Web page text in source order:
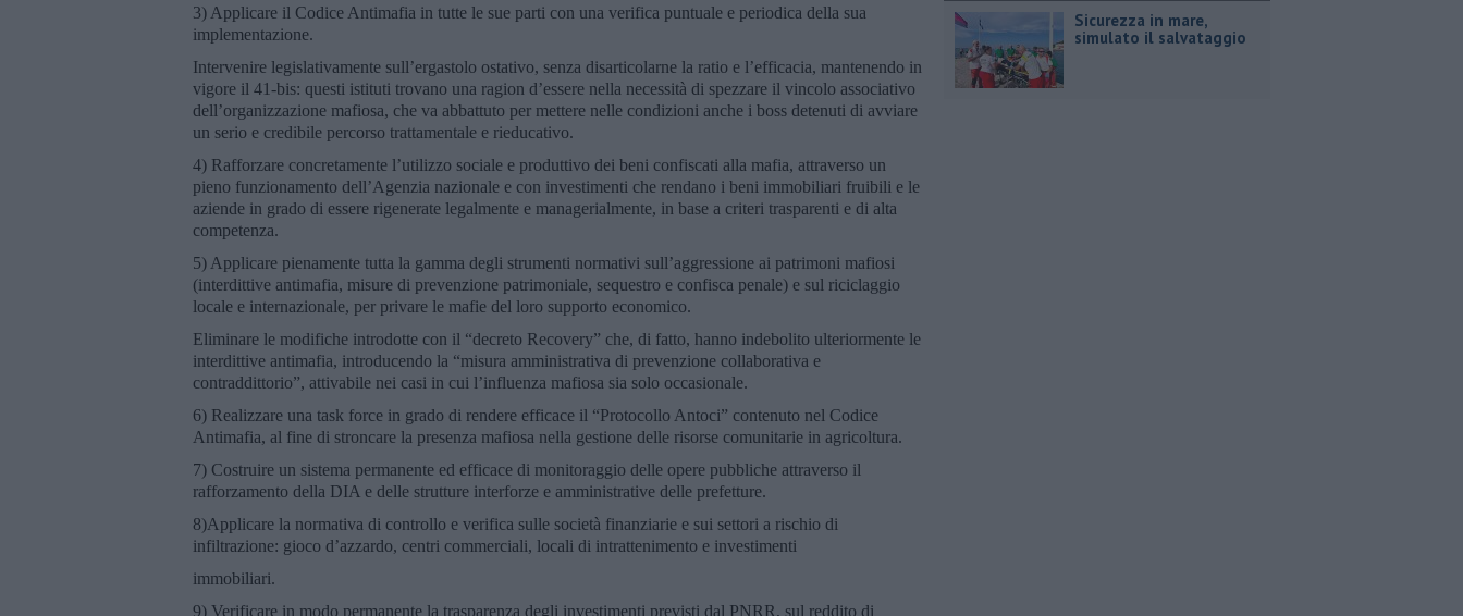
3) Applicare il Codice Antimafia in tutte le sue parti con una verifica puntuale e periodica della sua
implementazione.
Intervenire legislativamente sull’ergastolo ostativo, senza disarticolarne la ratio e l’efficacia, mantenendo in
vigore il 41-bis: questi istituti trovano una ragion d’essere nella necessità di spezzare il vincolo associativo
dell’organizzazione mafiosa, che va abbattuto per mettere nelle condizioni anche i boss detenuti di avviare
un serio e credibile percorso trattamentale e rieducativo.
4) Rafforzare concretamente l’utilizzo sociale e produttivo dei beni confiscati alla mafia, attraverso un
pieno funzionamento dell’Agenzia nazionale e con investimenti che rendano i beni immobiliari fruibili e le
aziende in grado di essere rigenerate legalmente e managerialmente, in base a criteri trasparenti e di alta
competenza.
5) Applicare pienamente tutta la gamma degli strumenti normativi sull’aggressione ai patrimoni mafiosi
(interdittive antimafia, misure di prevenzione patrimoniale, sequestro e confisca penale) e sul riciclaggio
locale e internazionale, per privare le mafie del loro supporto economico.
Eliminare le modifiche introdotte con il “decreto Recovery” che, di fatto, hanno indebolito ulteriormente le
interdittive antimafia, introducendo la “misura amministrativa di prevenzione collaborativa e
contraddittorio”, attivabile nei casi in cui l’influenza mafiosa sia solo occasionale.
6) Realizzare una task force in grado di rendere efficace il “Protocollo Antoci” contenuto nel Codice
Antimafia, al fine di stroncare la presenza mafiosa nella gestione delle risorse comunitarie in agricoltura.
7) Costruire un sistema permanente ed efficace di monitoraggio delle opere pubbliche attraverso il
rafforzamento della DIA e delle strutture interforze e amministrative delle prefetture.
8)Applicare la normativa di controllo e verifica sulle società finanziarie e sui settori a rischio di
infiltrazione: gioco d’azzardo, centri commerciali, locali di intrattenimento e investimenti
immobiliari.
9) Verificare in modo permanente la trasparenza degli investimenti previsti dal PNRR, sul reddito di
Sicurezza in mare,
simulato il salvataggio